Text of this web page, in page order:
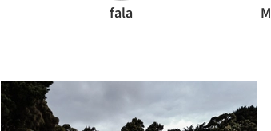
fala